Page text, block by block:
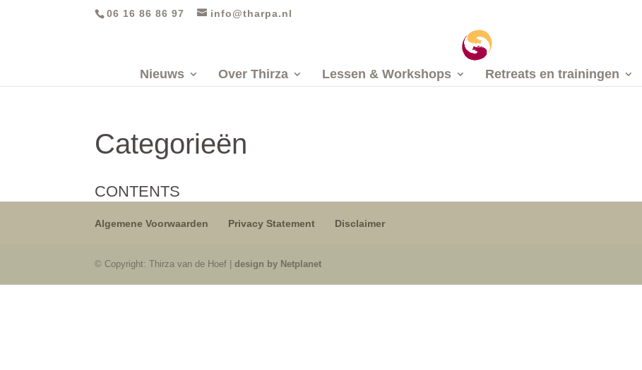
06 16 86 86 97‬ info@tharpa.nl
Nieuws Over Thirza Lessen & Workshops Retreats en trainingen
Categorieën
CONTENTS
Algemene Voorwaarden Privacy Statement Disclaimer
© Copyright: Thirza van de Hoef |design by Netplanet